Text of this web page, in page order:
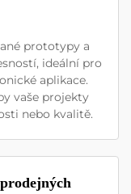
prototypy a
ideální pro
aplikace.
vaše projekty
nebo kvalitě.